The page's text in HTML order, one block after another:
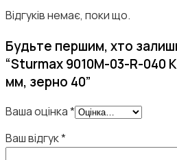
Відгуків немає, поки що.
Будьте першим, хто
“Sturmax 9010M-03-R-040
мм, зерно 40”
Ваша оцінка*
Ваш відгук*